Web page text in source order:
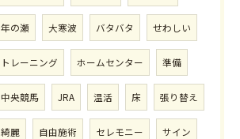
年の瀬 大寒波 バタバタ せわしい
トレーニング ホームセンター 準備
中央競馬 JRA 温活 床 張り替え
綺麗 自由施術 セレモニー サイン